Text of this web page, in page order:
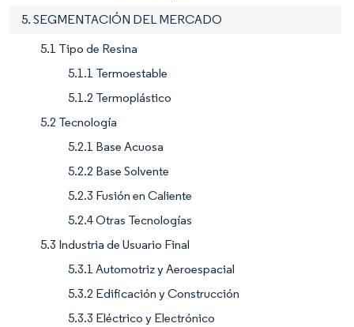
5. SEGMENTACIÓN DEL MERCADO
5.1 Tipo de Resina
5.1.1 Termoestable
5.1.2 Termoplástico
5.2 Tecnología
5.2.1 Base Acuosa
5.2.2 Base Solvente
5.2.3 Fusión en Caliente
5.2.4 Otras Tecnologías
5.3 Industria de Usuario Final
5.3.1 Automotriz y Aeroespacial
5.3.2 Edificación y Construcción
5.3.3 Eléctrico y Electrónico